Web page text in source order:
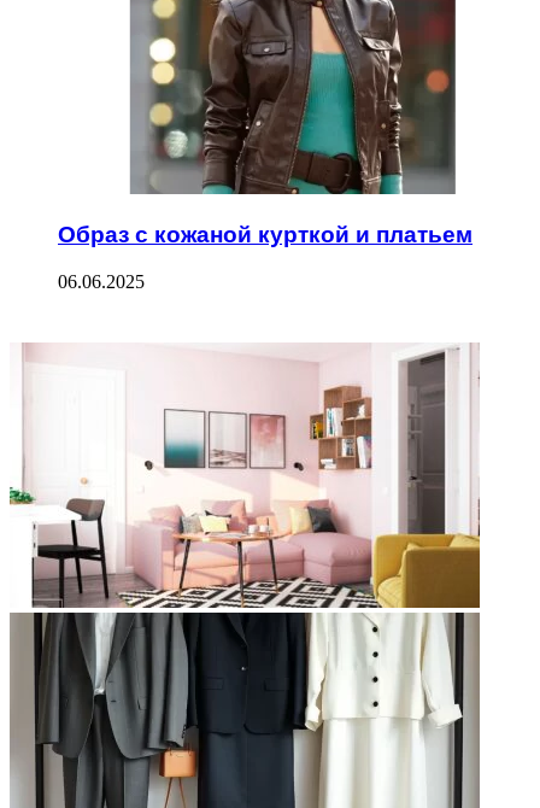
Образ с кожаной курткой и платьем
06.06.2025